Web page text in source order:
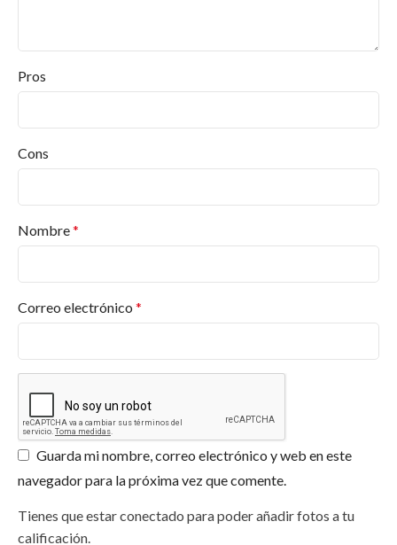
Pros
Cons
Nombre*
Correo electrónico *
Guarda mi nombre, correo electrónico y web en este
navegador para la próxima vez que comente.
Tienes que estar conectado para poder añadir fotos a tu
calificación.